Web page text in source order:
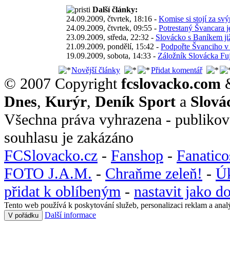
Další články:
24.09.2009, čtvrtek, 18:16 - Komise si stojí za
24.09.2009, čtvrtek, 09:55 - Potrestaný Švancara
23.09.2009, středa, 22:32 - Slovácko s Baníkem
21.09.2009, pondělí, 15:42 - Podpořte Švanciho
19.09.2009, sobota, 14:33 - Záložník Slovácka
Novější články
Přidat komentář
© 2007 Copyright fcslovacko.com
Dnes, Kurýr, Deník Sport a
Všechna práva vyhrazena -
souhlasu je zakázáno
FCSlovacko.cz - Fanshop -
FOTO J.A.M. - Chraňme zeleň! -
přidat k oblíbeným - nastavit jako
Tento web používá k poskytování služeb, personalizaci reklam a
V pořádku Další informace